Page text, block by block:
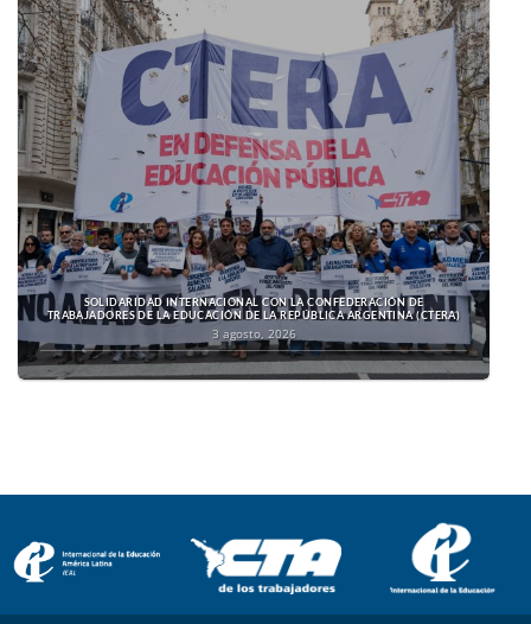
SOLIDARIDAD INTERNACIONAL CON LA CONFEDERACIÓN DE
TRABAJADORES DE LA EDUCACIÓN DE LA REPÚBLICA ARGENTINA (CTERA)
3 agosto, 2026